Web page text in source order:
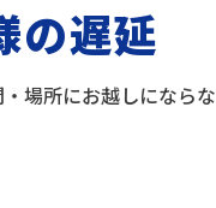
の遅延
場所にお越しになら